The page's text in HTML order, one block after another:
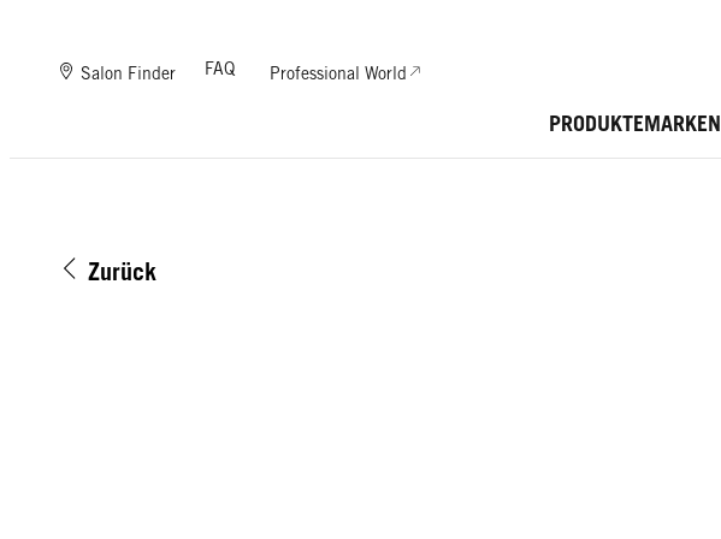
PRODUKTEMARKEN
Salon Finder FAQ Professional World
Zurück